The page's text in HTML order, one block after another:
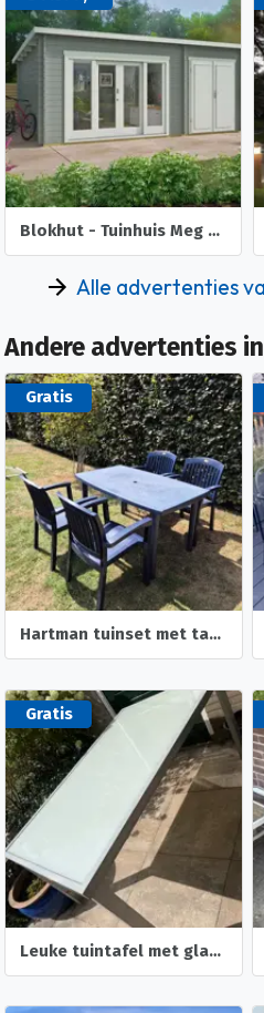
Blokhut - Tuinhuis Meg | 44 mm | onbehandeld
Alle advertenties
Andere advertenties
Gratis
Hartman tuinset met tafel en 4 stoelen
Gratis
Leuke tuintafel met glasplaat